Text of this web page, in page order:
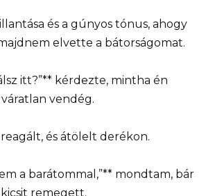
és a gúnyos tónus, ahogy
elvette a bátorságomat.
itt?”** kérdezte, mintha én
vendég.
és átölelt derékon.
a barátommal,”** mondtam, bár
remegett.